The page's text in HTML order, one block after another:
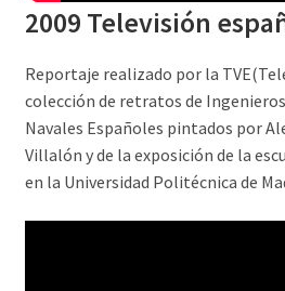
2009 Televisión
Reportaje realizado por la
colección de retratos de
Navales Españoles pintados por
Villalón y de la exposición de la
en la Universidad Politécnica de